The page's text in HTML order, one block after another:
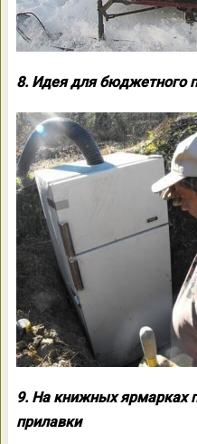
8. Идея для бюджетного
9. На книжных ярмарках
прилавки